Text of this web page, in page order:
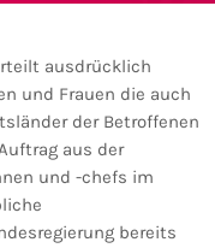
ausdrücklich
und Frauen die auch
der Betroffenen
aus der
und -chefs im
bereits